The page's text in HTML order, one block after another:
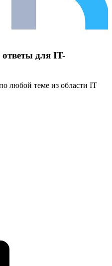
для IT-
любой теме из области IT